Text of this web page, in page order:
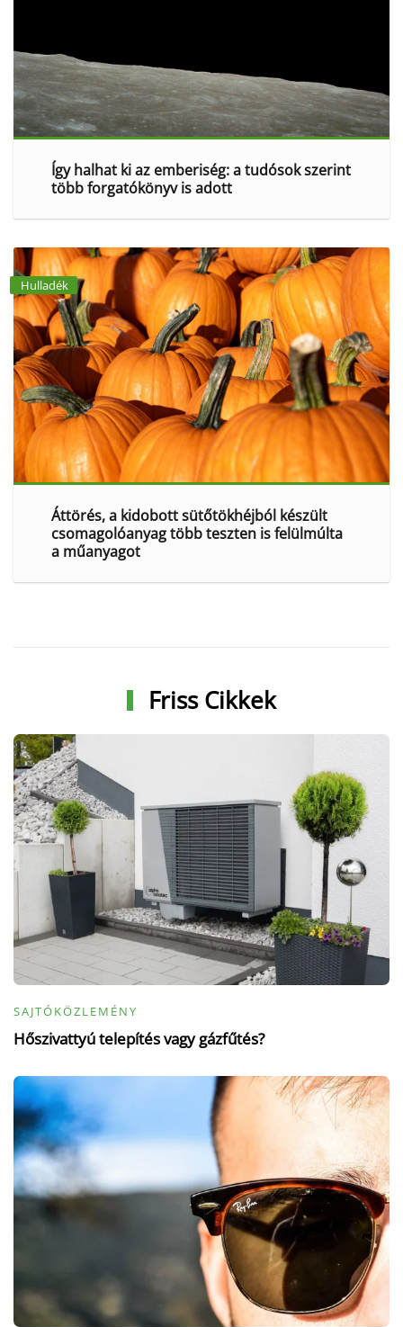
Így halhat ki az emberiség: a tudósok szerint
több forgatókönyv is adott
Hulladék
Áttörés, a kidobott sütőtökhéjból készült
csomagolóanyag több teszten is felülmúlta
a műanyagot
Friss Cikkek
SAJTÓKÖZLEMÉNY
Hőszivattyú telepítés vagy gázfűtés?